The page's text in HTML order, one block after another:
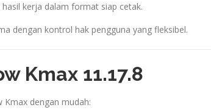
hasil kerja dalam format siap cetak.
dengan kontrol hak pengguna yang fleksibel.
Kmax 11.17.8
Kmax dengan mudah: